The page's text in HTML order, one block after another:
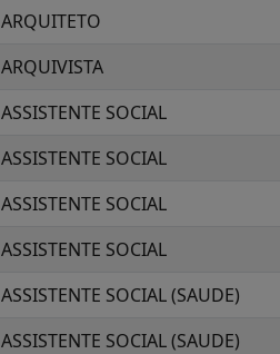
ARQUITETO
ARQUIVISTA
ASSISTENTE SOCIAL
ASSISTENTE SOCIAL
ASSISTENTE SOCIAL
ASSISTENTE SOCIAL
ASSISTENTE SOCIAL (SAUDE)
ASSISTENTE SOCIAL (SAUDE)